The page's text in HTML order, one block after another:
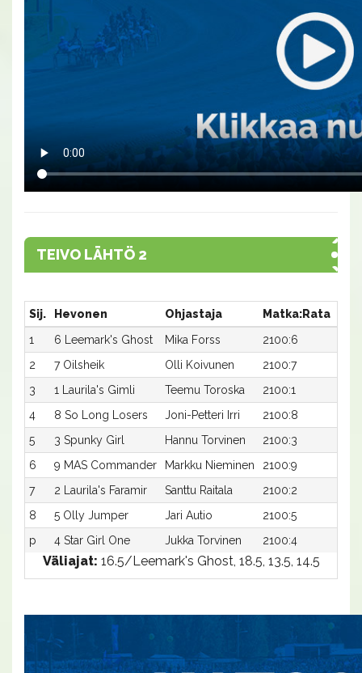
TEIVO LÄHTÖ 2
Sij. Hevonen Ohjastaja Matka:Rata
1
6 Leemark's Ghost Mika Forss 2100:6
2
7 Oilsheik Olli Koivunen 2100:7
3
1 Laurila's Gimli Teemu Toroska 2100:1
4
8 So Long Losers Joni-Petteri Irri 2100:8
5
3 Spunky Girl Hannu Torvinen 2100:3
6
9 MAS Commander Markku Nieminen 2100:9
7
2 Laurila's Faramir Santtu Raitala 2100:2
8
5 Olly Jumper Jari Autio 2100:5
p
4 Star Girl One Jukka Torvinen 2100:4
Väliajat: 16.5/Leemark's Ghost, 18.5, 13.5, 14.5